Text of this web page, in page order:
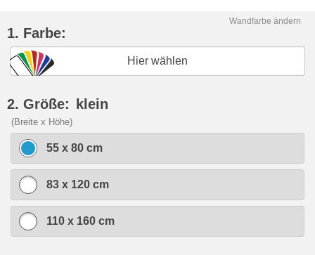
Wandfarbe ändern
1. Farbe:
Hier wählen
2. Größe: klein
(Breite x Höhe)
55 x 80 cm
83 x 120 cm
110 x 160 cm